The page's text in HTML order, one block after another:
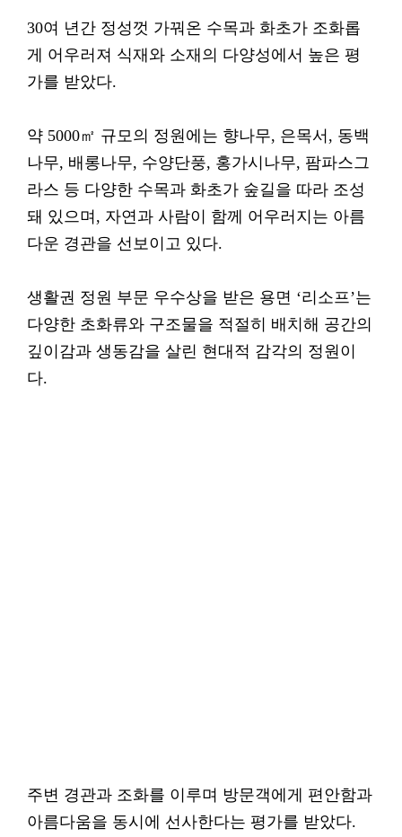
30여 년간 정성껏 가꿔온 수목과 화초가 조화롭
게 어우러져 식재와 소재의 다양성에서 높은 평
가를 받았다.
약 5000㎡ 규모의 정원에는 향나무, 은목서, 동백
나무, 배롱나무, 수양단풍, 홍가시나무, 팜파스그
라스 등 다양한 수목과 화초가 숲길을 따라 조성
돼 있으며, 자연과 사람이 함께 어우러지는 아름
다운 경관을 선보이고 있다.
생활권 정원 부문 우수상을 받은 용면 ‘리소프’는
다양한 초화류와 구조물을 적절히 배치해 공간의
깊이감과 생동감을 살린 현대적 감각의 정원이
다.
주변 경관과 조화를 이루며 방문객에게 편안함과
아름다움을 동시에 선사한다는 평가를 받았다.